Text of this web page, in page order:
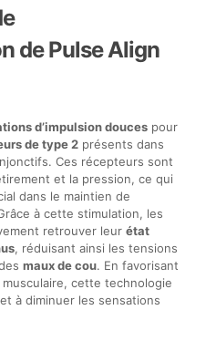
de Pulse Align
d’impulsion doucespour
de type 2présents dans
Ces récepteurs sont
et la pression, ce qui
dans le maintien de
à cette stimulation, les
retrouver leur état
, réduisant ainsi les tensions
maux de cou. En favorisant
cette technologie
à diminuer les sensations